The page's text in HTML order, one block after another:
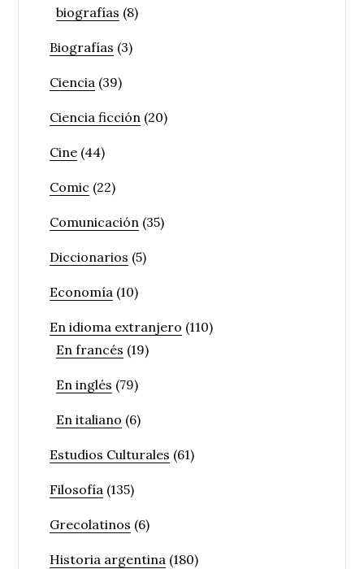
biografías (8)
Biografías (3)
Ciencia (39)
Ciencia ficción (20)
Cine (44)
Comic (22)
Comunicación (35)
Diccionarios (5)
Economía (10)
En idioma extranjero (110)
En francés (19)
En inglés (79)
En italiano (6)
Estudios Culturales (61)
Filosofía (135)
Grecolatinos (6)
Historia argentina (180)